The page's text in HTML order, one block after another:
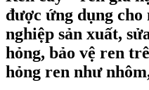
được ứng dụng cho
nghiệp sản xuất,
hỏng, bảo vệ ren
hỏng ren như